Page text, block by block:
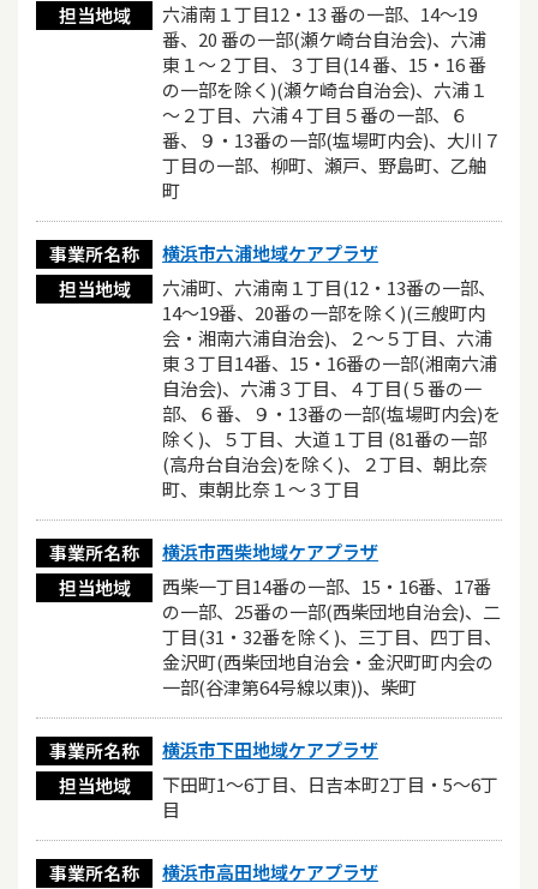
担当地域
六浦南１丁目12・13 番の一部、14～19
番、20 番の一部(瀬ケ崎台自治会)、六浦
東１～２丁目、３丁目(14 番、15・16 番
の一部を除く)(瀬ケ崎台自治会)、六浦１
～２丁目、六浦４丁目５番の一部、６
番、９・13番の一部(塩場町内会)、大川７
丁目の一部、柳町、瀬戸、野島町、乙舳
町
事業所名称
横浜市六浦地域ケアプラザ
担当地域
六浦町、六浦南１丁目(12・13番の一部、
14～19番、20番の一部を除く)(三艘町内
会・湘南六浦自治会)、２～５丁目、六浦
東３丁目14番、15・16番の一部(湘南六浦
自治会)、六浦３丁目、４丁目(５番の一
部、６番、９・13番の一部(塩場町内会)を
除く)、５丁目、大道１丁目 (81番の一部
(高舟台自治会)を除く)、２丁目、朝比奈
町、東朝比奈１～３丁目
事業所名称
横浜市西柴地域ケアプラザ
担当地域
西柴一丁目14番の一部、15・16番、17番
の一部、25番の一部(西柴団地自治会)、二
丁目(31・32番を除く)、三丁目、四丁目、
金沢町(西柴団地自治会・金沢町町内会の
一部(谷津第64号線以東))、柴町
事業所名称
横浜市下田地域ケアプラザ
担当地域
下田町1～6丁目、日吉本町2丁目・5～6丁
目
事業所名称
横浜市高田地域ケアプラザ